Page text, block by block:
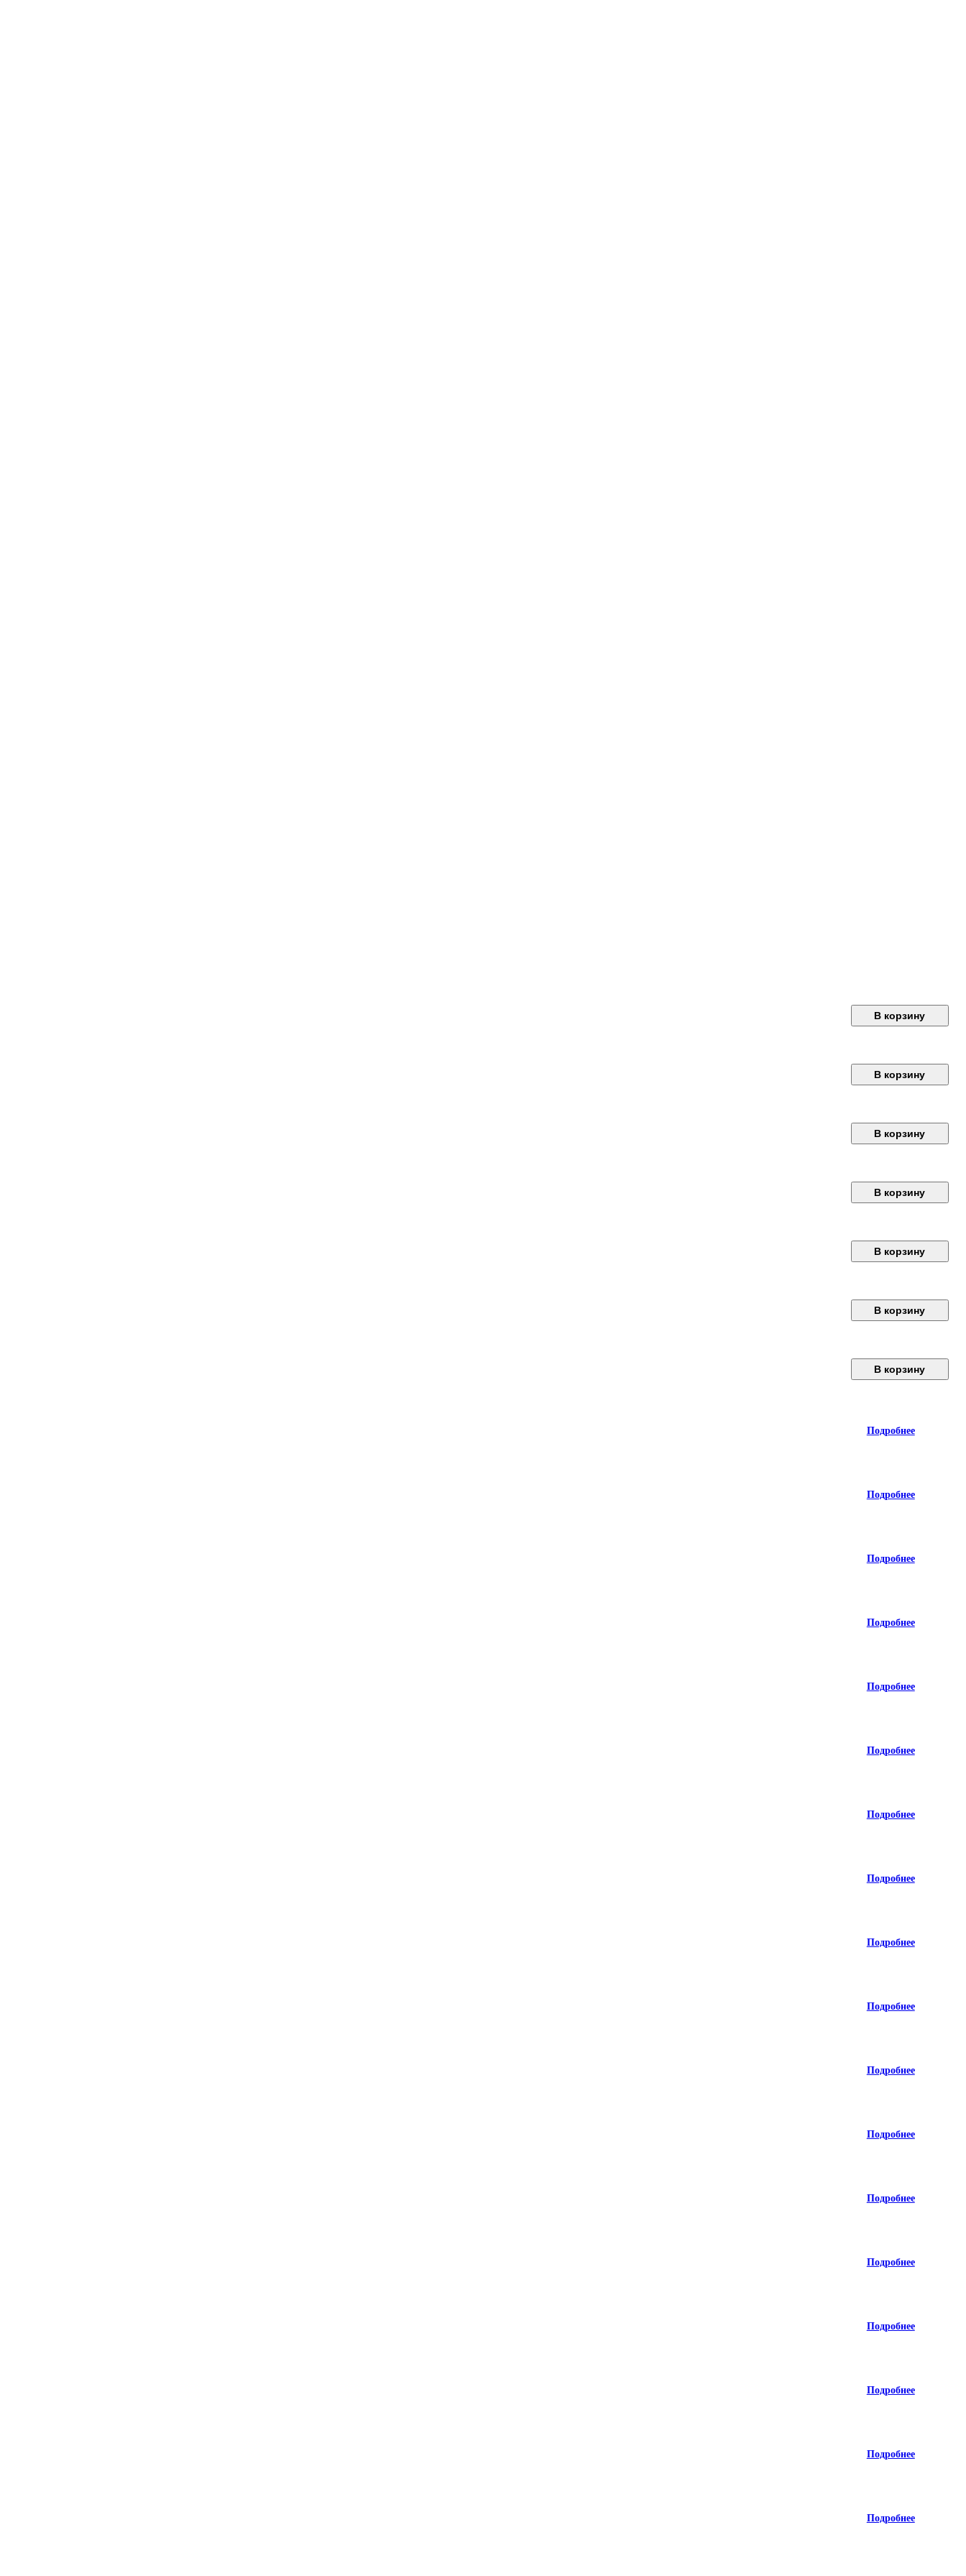
В корзину
В корзину
В корзину
В корзину
В корзину
В корзину
В корзину
Подробнее
Подробнее
Подробнее
Подробнее
Подробнее
Подробнее
Подробнее
Подробнее
Подробнее
Подробнее
Подробнее
Подробнее
Подробнее
Подробнее
Подробнее
Подробнее
Подробнее
Подробнее